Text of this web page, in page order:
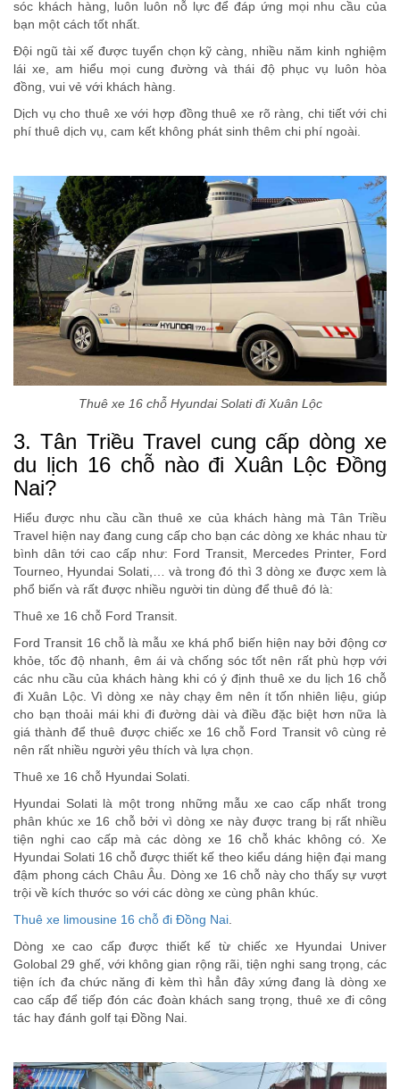
sóc khách hàng, luôn luôn nỗ lực để đáp ứng mọi nhu cầu của
bạn một cách tốt nhất.
Đội ngũ tài xế được tuyển chọn kỹ càng, nhiều năm kinh nghiệm
lái xe, am hiểu mọi cung đường và thái độ phục vụ luôn hòa
đồng, vui vẻ với khách hàng.
Dịch vụ cho thuê xe với hợp đồng thuê xe rõ ràng, chi tiết với chi
phí thuê dịch vụ, cam kết không phát sinh thêm chi phí ngoài.
Thuê xe 16 chỗ Hyundai Solati đi Xuân Lộc
3. Tân Triều Travel cung cấp dòng xe
du lịch 16 chỗ nào đi Xuân Lộc Đồng
Nai?
Hiểu được nhu cầu cần thuê xe của khách hàng mà Tân Triều
Travel hiện nay đang cung cấp cho bạn các dòng xe khác nhau từ
bình dân tới cao cấp như: Ford Transit, Mercedes Printer, Ford
Tourneo, Hyundai Solati,… và trong đó thì 3 dòng xe được xem là
phổ biến và rất được nhiều người tin dùng để thuê đó là:
Thuê xe 16 chỗ Ford Transit.
Ford Transit 16 chỗ là mẫu xe khá phổ biến hiện nay bởi động cơ
khỏe, tốc độ nhanh, êm ái và chống sóc tốt nên rất phù hợp với
các nhu cầu của khách hàng khi có ý định thuê xe du lịch 16 chỗ
đi Xuân Lộc. Vì dòng xe này chạy êm nên ít tốn nhiên liệu, giúp
cho bạn thoải mái khi đi đường dài và điều đặc biệt hơn nữa là
giá thành để thuê được chiếc xe 16 chỗ Ford Transit vô cùng rẻ
nên rất nhiều người yêu thích và lựa chọn.
Thuê xe 16 chỗ Hyundai Solati.
Hyundai Solati là một trong những mẫu xe cao cấp nhất trong
phân khúc xe 16 chỗ bởi vì dòng xe này được trang bị rất nhiều
tiện nghi cao cấp mà các dòng xe 16 chỗ khác không có. Xe
Hyundai Solati 16 chỗ được thiết kế theo kiểu dáng hiện đại mang
đậm phong cách Châu Âu. Dòng xe 16 chỗ này cho thấy sự vượt
trội về kích thước so với các dòng xe cùng phân khúc.
Thuê xe limousine 16 chỗ đi Đồng Nai.
Dòng xe cao cấp được thiết kế từ chiếc xe Hyundai Univer
Golobal 29 ghế, với không gian rộng rãi, tiện nghi sang trọng, các
tiện ích đa chức năng đi kèm thì hẳn đây xứng đang là dòng xe
cao cấp để tiếp đón các đoàn khách sang trọng, thuê xe đi công
tác hay đánh golf tại Đồng Nai.